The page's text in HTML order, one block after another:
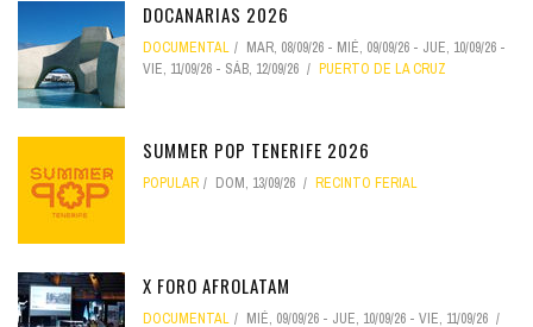
DOCANARIAS 2026
DOCUMENTAL MAR, 08/09/26 - MIÉ, 09/09/26 - JUE, 10/09/26 -
VIE, 11/09/26 - SÁB, 12/09/26 PUERTO DE LA CRUZ
SUMMER POP TENERIFE 2026
POPULAR DOM, 13/09/26 RECINTO FERIAL
X FORO AFROLATAM
DOCUMENTAL MIÉ, 09/09/26 - JUE, 10/09/26 - VIE, 11/09/26